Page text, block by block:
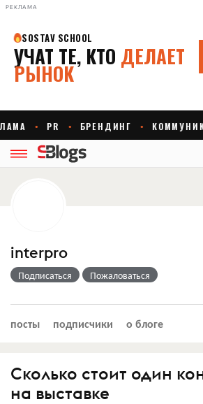
РЕКЛАМА
interpro
Подписаться Пожаловаться
посты подписчики о блоге
Сколько стоит один
на выставке